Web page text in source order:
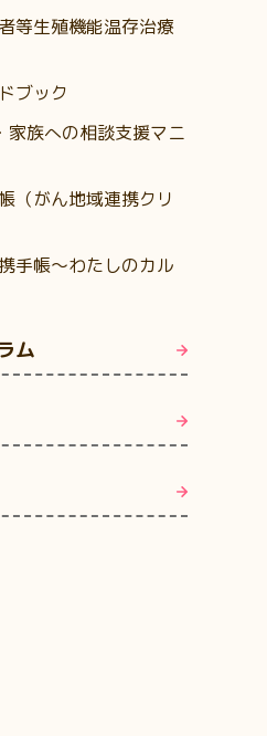
等生殖機能温存治療
ブック
家族への相談支援マニ
（がん地域連携クリ
手帳～わたしのカル
ム